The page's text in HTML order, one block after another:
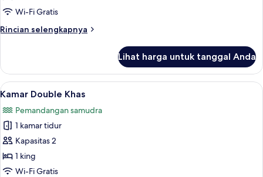
Wi-Fi Gratis
Rincian selengkapnya
Rincian
Kamar
Deluks
Lihat harga untuk tanggal Anda
Lihat
semua
foto
untuk
Kamar
Double
Khas
Kamar Double Khas | Pemandangan
8
Kamar Double Khas
Pemandangan samudra
1 kamar tidur
Kapasitas 2
1 king
Wi-Fi Gratis